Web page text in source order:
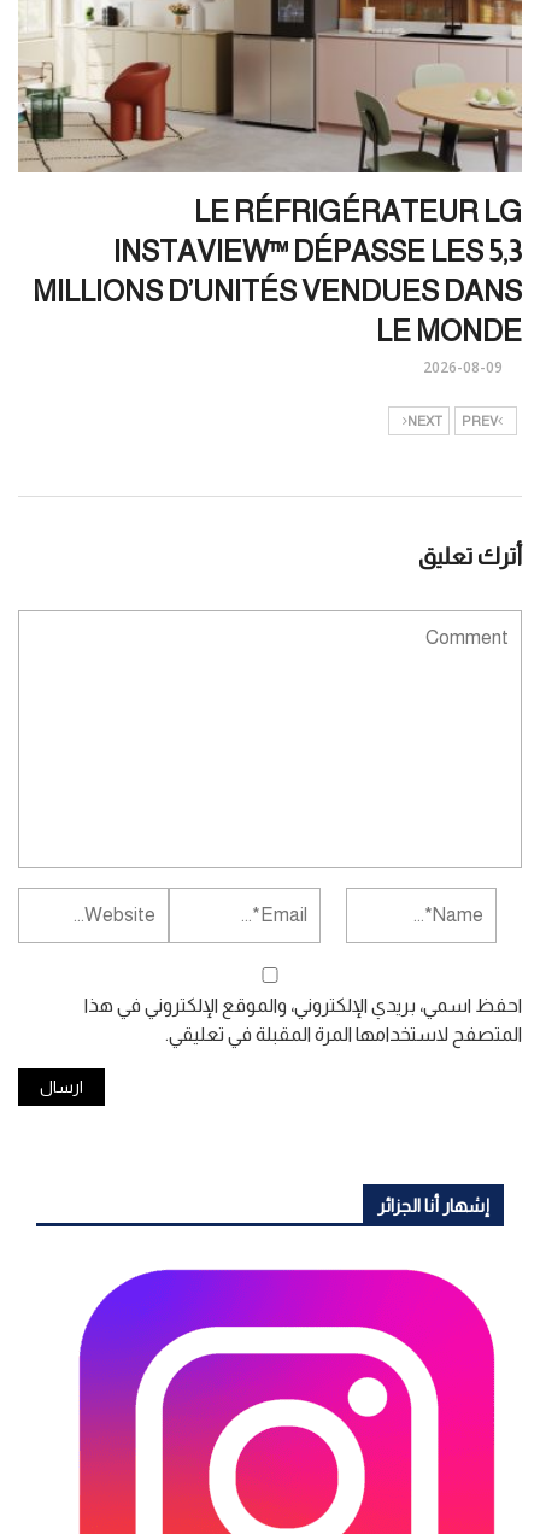
LE RÉFRIGÉRATEUR LG
INSTAVIEW™ DÉPASSE LES 5,3
MILLIONS D’UNITÉS VENDUES DANS
LE MONDE
2026-08-09
PREV
NEXT
أترك تعليق
احفظ اسمي، بريدي الإلكتروني، والموقع الإلكتروني في هذا
المتصفح لاستخدامها المرة المقبلة في تعليقي.
إشهار أنا الجزائر